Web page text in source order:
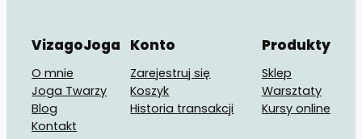
VizagoJoga
O mnie
Joga Twarzy
Blog
Kontakt
Konto
Zarejestruj się
Koszyk
Historia transakcji
Produkty
Sklep
Warsztaty
Kursy online